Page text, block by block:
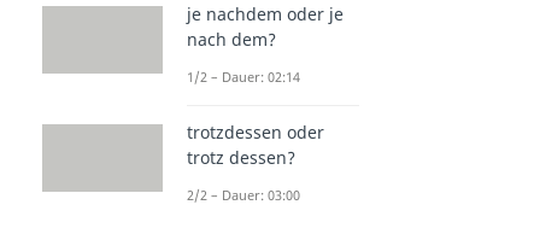
je nachdem oder je
nach dem?
1/2 – Dauer: 02:14
trotzdessen oder
trotz dessen?
2/2 – Dauer: 03:00